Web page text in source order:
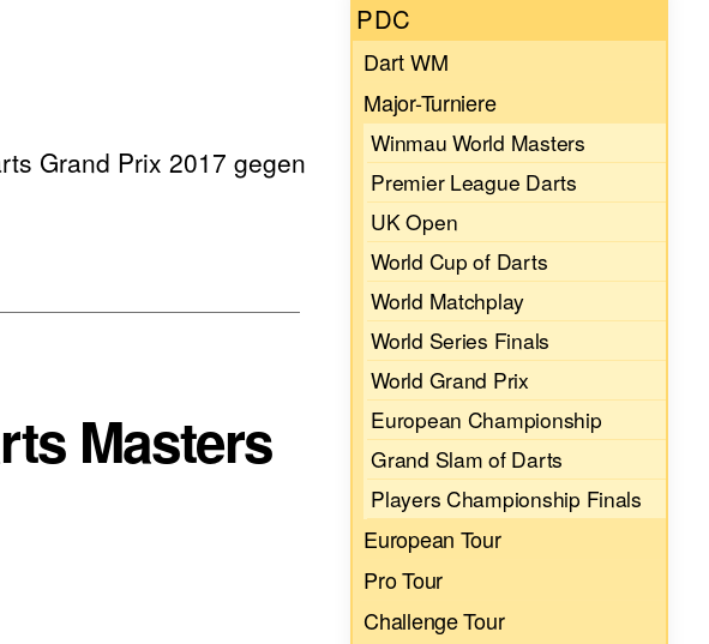
Grand Prix 2017 gegen
Masters
PDC
Dart WM
Major-Turniere
Winmau World Masters
Premier League Darts
UK Open
World Cup of Darts
World Matchplay
World Series Finals
World Grand Prix
European Championship
Grand Slam of Darts
Players Championship Finals
European Tour
Pro Tour
Challenge Tour